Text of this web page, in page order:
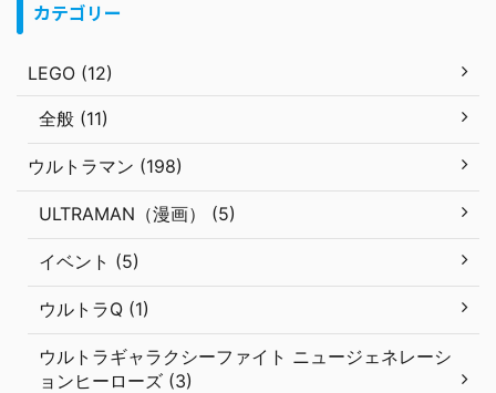
カテゴリー
LEGO (12)
全般 (11)
ウルトラマン (198)
ULTRAMAN（漫画） (5)
イベント (5)
ウルトラQ (1)
ウルトラギャラクシーファイト ニュージェネレーシ
ョンヒーローズ (3)